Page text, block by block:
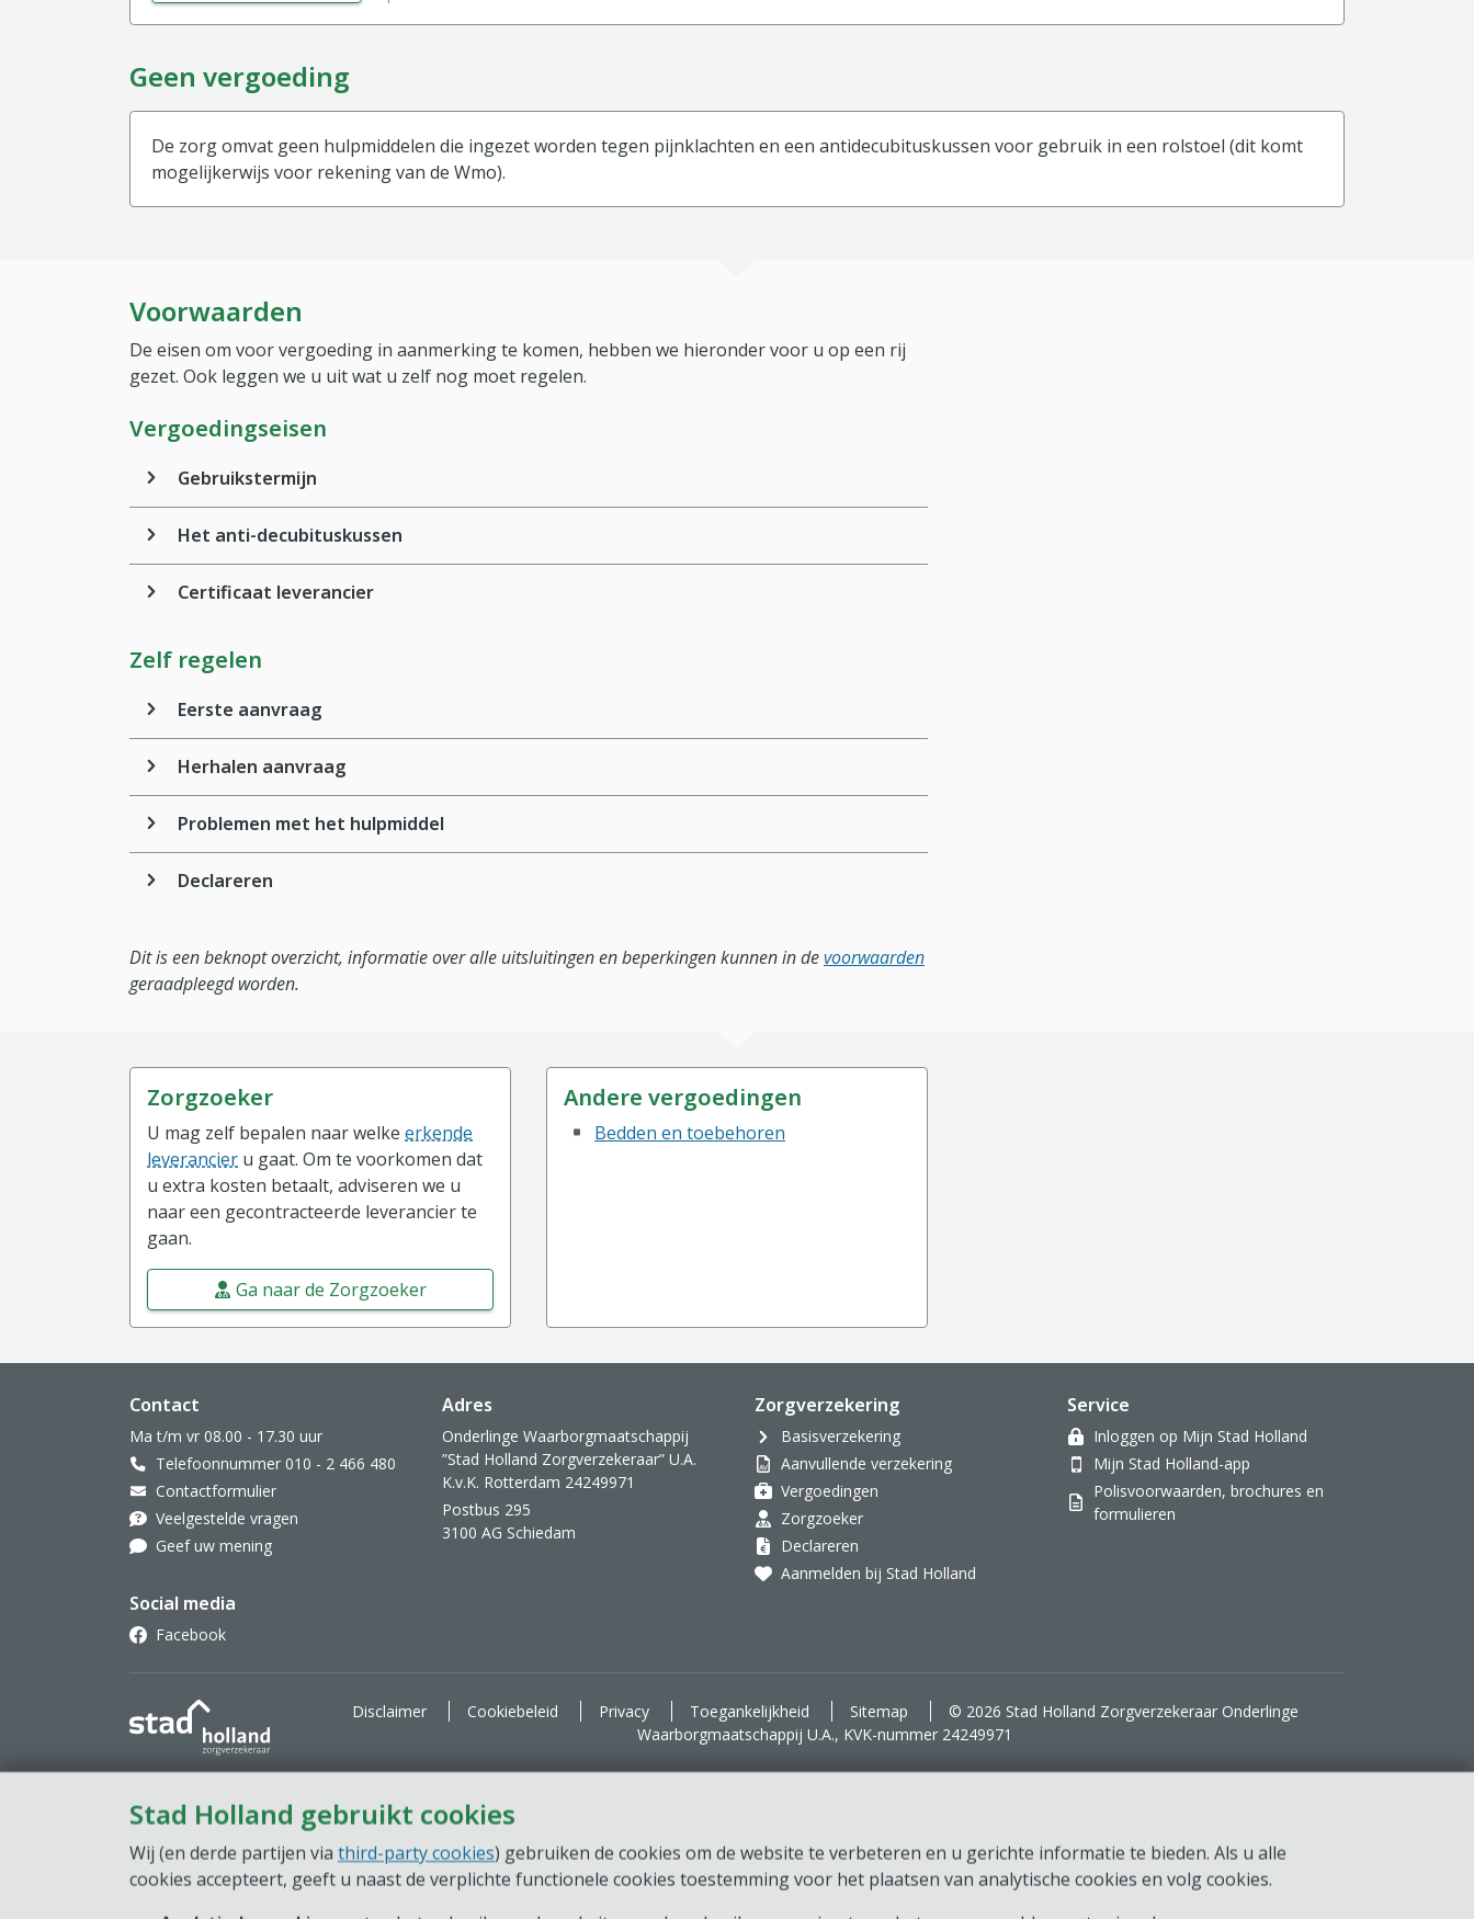
Stad Holland gebruikt cookies
Wij (en derde partijen via third-party cookies) gebruiken de cookies om de website te verbeteren en u gerichte informatie te bieden. Als u alle
cookies accepteert, geeft u naast de verplichte functionele cookies toestemming voor het plaatsen van analytische cookies en volg cookies.
Geen vergoeding
De zorg omvat geen hulpmiddelen die ingezet worden tegen pijnklachten en een antidecubituskussen voor gebruik in een rolstoel (dit komt
mogelijkerwijs voor rekening van de Wmo).
Voorwaarden
De eisen om voor vergoeding in aanmerking te komen, hebben we hieronder voor u op een rij
gezet. Ook leggen we u uit wat u zelf nog moet regelen.
Vergoedingseisen
Gebruikstermijn
Het anti-decubituskussen
Certificaat leverancier
Zelf regelen
Eerste aanvraag
Herhalen aanvraag
Problemen met het hulpmiddel
Declareren
Dit is een beknopt overzicht, informatie over alle uitsluitingen en beperkingen kunnen in devoorwaarden
geraadpleegd worden.
Zorgzoeker
U mag zelf bepalen naar welke erkende
leverancier u gaat. Om te voorkomen dat
u extra kosten betaalt, adviseren we u
naar een gecontracteerde leverancier te
gaan.
Ga naar de Zorgzoeker
Andere vergoedingen
Bedden en toebehoren
Website footer
Contact
Ma t/m vr 08.00 - 17.30 uur
Telefoonnummer 010 - 2 466 480
Contactformulier
Veelgestelde vragen
Geef uw mening
Social media
Facebook
Adres
Onderlinge Waarborgmaatschappij
”Stad Holland Zorgverzekeraar” U.A.
K.v.K. Rotterdam 24249971
Postbus 295
3100 AG Schiedam
Zorgverzekering
Basisverzekering
Aanvullende verzekering
Vergoedingen
Zorgzoeker
Declareren
Aanmelden bij Stad Holland
Service
Inloggen op Mijn Stad Holland
Mijn Stad Holland-app
Polisvoorwaarden, brochures en
formulieren
Stad Holland Zorgverzekeraar
Disclaimer Cookiebeleid Privacy Toegankelijkheid Sitemap
© 2026 Stad Holland Zorgverzekeraar Onderlinge
Waarborgmaatschappij U.A., KVK-nummer 24249971